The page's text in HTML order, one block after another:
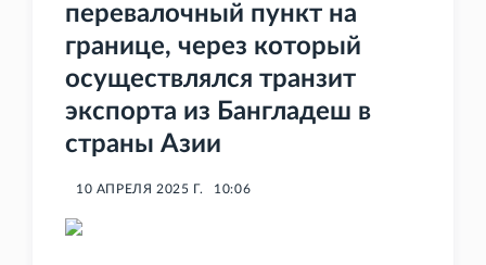
перевалочный пункт на
границе, через который
осуществлялся транзит
экспорта из Бангладеш в
страны Азии
10 АПРЕЛЯ 2025 Г. 10:06